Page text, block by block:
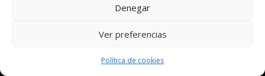
Denegar
Ver preferencias
Política de cookies